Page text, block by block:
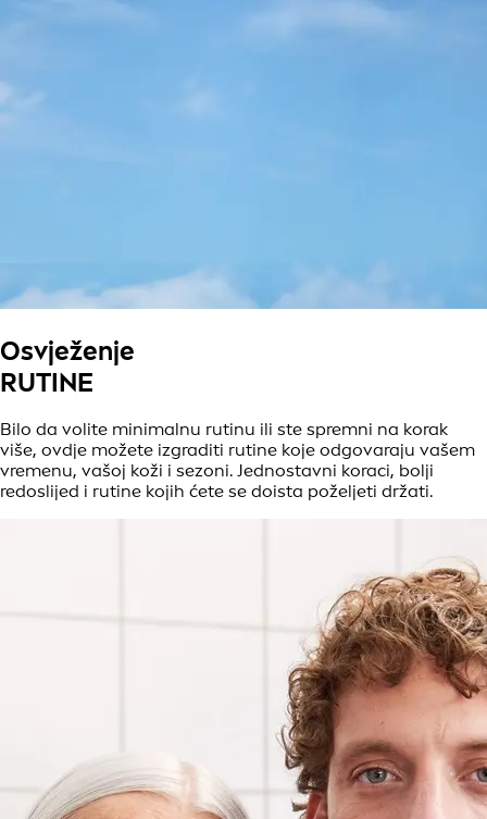
Osvježenje
RUTINE
Bilo da volite minimalnu rutinu ili ste spremni na korak
više, ovdje možete izgraditi rutine koje odgovaraju vašem
vremenu, vašoj koži i sezoni. Jednostavni koraci, bolji
redoslijed i rutine kojih ćete se doista poželjeti držati.